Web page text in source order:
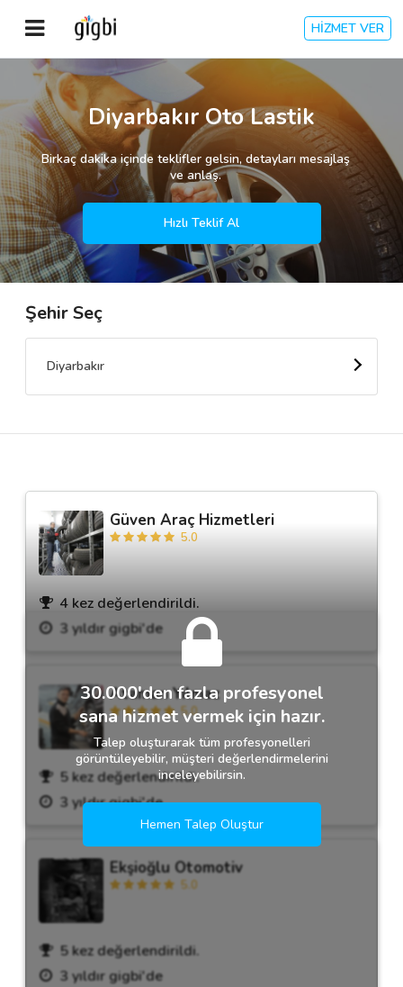
HİZMET VER
Anasayfa
Giriş Yap
Kayıt Ol
Kategoriler
🎈 Biz Kimiz?
🌟 Müşteri Değerlendirmeleri
Kariyer
Diyarbakır Oto Lastik
Birkaç dakika içinde teklifler gelsin, detayları mesajlaş
ve anlaş.
Hızlı Teklif Al
Şehir Seç
Diyarbakır
Güven Araç Hizmetleri
5.0
4 kez değerlendirildi.
3 yıldır gigbi'de
Ataman Yılmaz
5.0
5 kez değerlendirildi.
3 yıldır gigbi'de
Ekşioğlu Otomotiv
5.0
5 kez değerlendirildi.
3 yıldır gigbi'de
30.000'den fazla profesyonel
sana hizmet vermek için hazır.
Talep oluşturarak tüm profesyonelleri
görüntüleyebilir, müşteri değerlendirmelerini
inceleyebilirsin.
Hemen Talep Oluştur